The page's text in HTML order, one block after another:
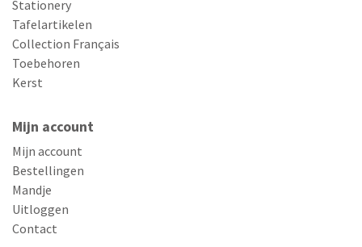
Stationery
Tafelartikelen
Collection Français
Toebehoren
Kerst
Mijn account
Mijn account
Bestellingen
Mandje
Uitloggen
Contact